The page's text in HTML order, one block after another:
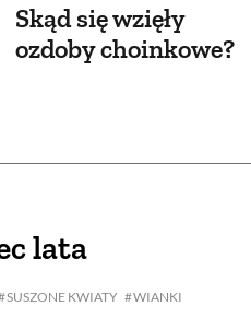
Skąd się wzięły
ozdoby choinkowe?
lata
SUSZONE KWIATY
WIANKI